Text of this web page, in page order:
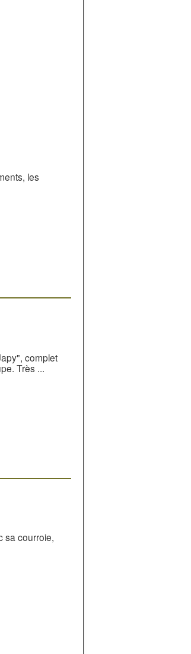
les
complet
Très ...
sa courroie,